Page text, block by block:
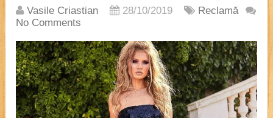
Vasile Criastian 28/10/2019
Reclamă
No Comments